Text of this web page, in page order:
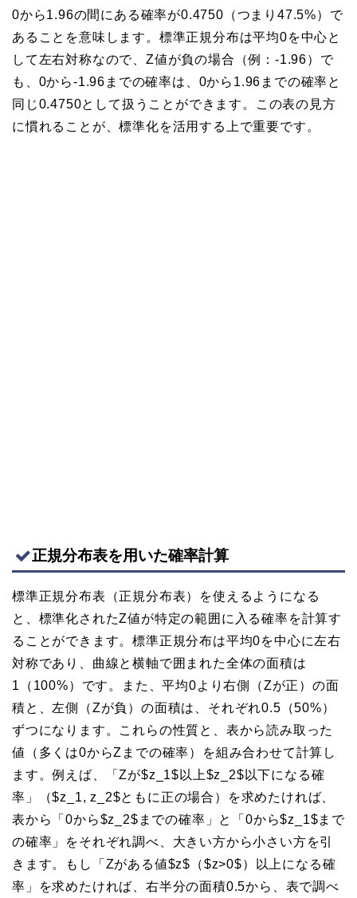
0から1.96の間にある確率が0.4750（つまり47.5%）で
あることを意味します。標準正規分布は平均0を中心と
して左右対称なので、Z値が負の場合（例：-1.96）で
も、0から-1.96までの確率は、0から1.96までの確率と
同じ0.4750として扱うことができます。この表の見方
に慣れることが、標準化を活用する上で重要です。
正規分布表を用いた確率計算
標準正規分布表（正規分布表）を使えるようになる
と、標準化されたZ値が特定の範囲に入る確率を計算す
ることができます。標準正規分布は平均0を中心に左右
対称であり、曲線と横軸で囲まれた全体の面積は
1（100%）です。また、平均0より右側（Zが正）の面
積と、左側（Zが負）の面積は、それぞれ0.5（50%）
ずつになります。これらの性質と、表から読み取った
値（多くは0からZまでの確率）を組み合わせて計算し
ます。例えば、「Zが$z_1$以上$z_2$以下になる確
率」（$z_1, z_2$ともに正の場合）を求めたければ、
表から「0から$z_2$までの確率」と「0から$z_1$まで
の確率」をそれぞれ調べ、大きい方から小さい方を引
きます。もし「Zがある値$z$（$z>0$）以上になる確
率」を求めたければ、右半分の面積0.5から、表で調べ